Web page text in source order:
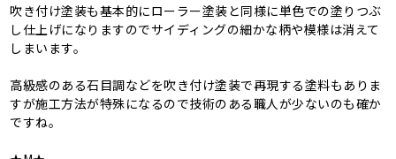
吹き付け塗装も基本的にローラー塗装と同様に単色での塗りつぶ
し仕上げになりますのでサイディングの細かな柄や模様は消えて
しまいます。
高級感のある石目調などを吹き付け塗装で再現する塗料もありま
すが施工方法が特殊になるので技術のある職人が少ないのも確か
ですね。